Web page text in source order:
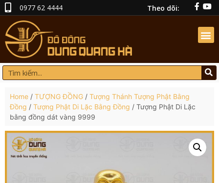
0977 62 4444 Theo dõi:
Home / TƯỢNG ĐỒNG / Tượng Thánh Tượng Phật Bằng
Đồng / Tượng Phật Di Lặc Bằng Đồng / Tượng Phật Di Lặc
bằng đồng dát vàng 9999